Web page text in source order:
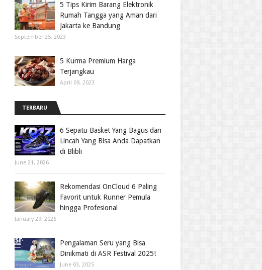
5 Tips Kirim Barang Elektronik
Rumah Tangga yang Aman dari
Jakarta ke Bandung
September 25, 2023
5 Kurma Premium Harga
Terjangkau
April 09, 2023
TERBARU
6 Sepatu Basket Yang Bagus dan
Lincah Yang Bisa Anda Dapatkan
di Blibli
June 21, 2026
Rekomendasi OnCloud 6 Paling
Favorit untuk Runner Pemula
hingga Profesional
January 29, 2026
Pengalaman Seru yang Bisa
Dinikmati di ASR Festival 2025!
June 03, 2025